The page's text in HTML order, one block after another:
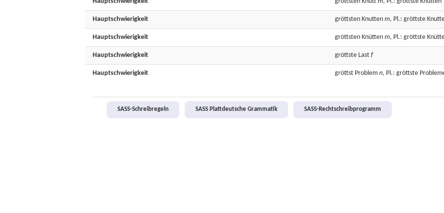
Hauptschwierigkeit gröttsten Knutten m, Pl.: gröttste
Hauptschwierigkeit gröttsten Knütten m, Pl.: gröttste
Hauptschwierigkeit gröttste Last f
Hauptschwierigkeit gröttst Problem n, Pl.: gröttste
SASS-Schreibregeln SASS Plattdeutsche Grammatik
SASS-Rechtschreibprogramm